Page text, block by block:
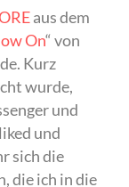
aus dem
On“ von
Kurz
wurde,
und
und
sich die
die ich in die